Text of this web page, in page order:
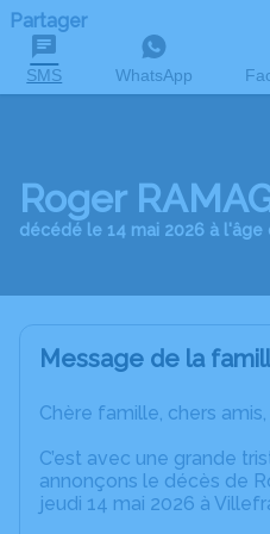
Partager
SMS WhatsApp
Roger
décédé le 14 mai 2026 à l'âge
Message de la
Chère famille, chers amis,
C’est avec une grande
annonçons le décès de
jeudi 14 mai 2026 à